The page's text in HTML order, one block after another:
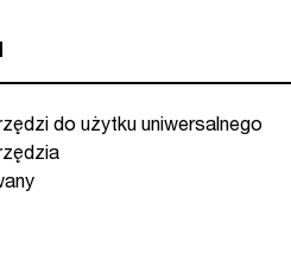
do użytku uniwersalnego